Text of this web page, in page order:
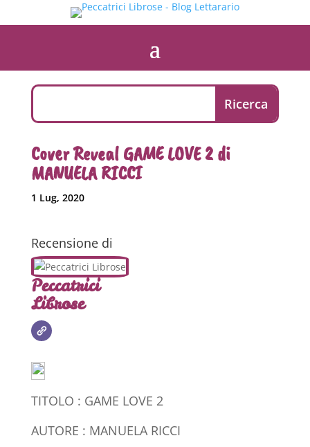
Cover Reveal GAME LOVE 2 di
MANUELA RICCI
1 Lug, 2020
Recensione di
Peccatrici
Librose
TITOLO : GAME LOVE 2
AUTORE : MANUELA RICCI